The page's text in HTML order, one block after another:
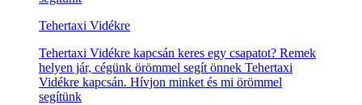
Tehertaxi Vidékre
Tehertaxi Vidékre kapcsán keres egy csapatot? Remek
helyen jár, cégünk örömmel segít önnek Tehertaxi
Vidékre kapcsán. Hívjon minket és mi örömmel
segítünk